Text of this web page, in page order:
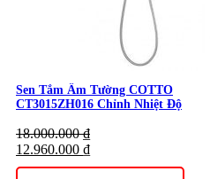
Sen Tắm Âm Tường COTTO
CT3015ZH016 Chỉnh Nhiệt Độ
18.000.000₫
12.960.000 ₫